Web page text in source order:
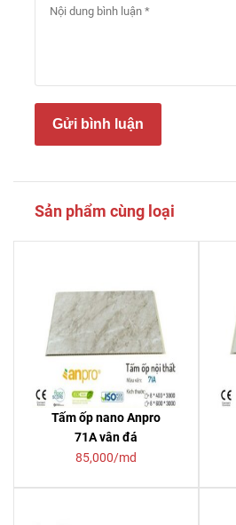
Gửi bình luận
Sản phẩm cùng loại
Tấm ốp nano Anpro
71A vân đá
85,000/md